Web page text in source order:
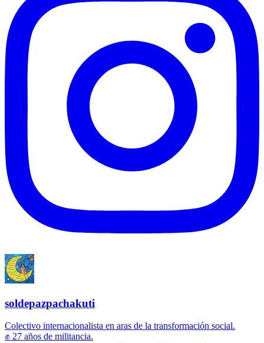
soldepazpachakuti
Colectivo internacionalista en aras de la transformación social.
✊ 27 años de militancia.